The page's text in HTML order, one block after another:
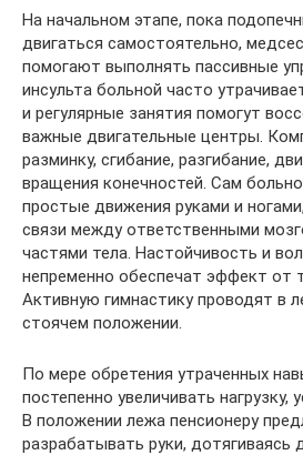
На начальном этапе, пока
двигаться самостоятельно,
помогают выполнять пассивные
инсульта больной часто
и регулярные занятия помогут
важные двигательные центры.
разминку, сгибание, разгибание,
вращения конечностей. Сам
простые движения руками и
связи между ответственными
частями тела. Настойчивость и
непременно обеспечат эффект от
Активную гимнастику проводят в
стоячем положении.
По мере обретения утраченных
постепенно увеличивать нагрузку,
В положении лежа пенсионеру
разрабатывать руки, дотягиваясь